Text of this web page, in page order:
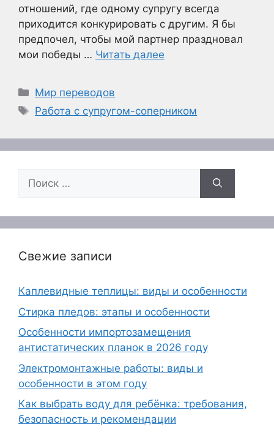
отношений, где одному супругу всегда
приходится конкурировать с другим. Я бы
предпочел, чтобы мой партнер праздновал
мои победы … Читать далее
Рубрики
Мир переводов
Метки
Работа с супругом-соперником
Поиск:
Свежие записи
Каплевидные теплицы: виды и особенности
Стирка пледов: этапы и особенности
Особенности импортозамещения
антистатических планок в 2026 году
Электромонтажные работы: виды и
особенности в этом году
Как выбрать воду для ребёнка: требования,
безопасность и рекомендации